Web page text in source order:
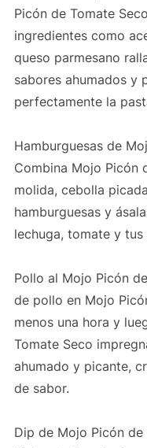
Picón de Tomate
ingredientes como
queso parmesano
sabores ahumados y
perfectamente la
Hamburguesas de
Combina Mojo Picón
molida, cebolla
hamburguesas y
lechuga, tomate y
Pollo al Mojo Picón
de pollo en Mojo
menos una hora y
Tomate Seco
ahumado y picante,
de sabor.
Dip de Mojo Picón